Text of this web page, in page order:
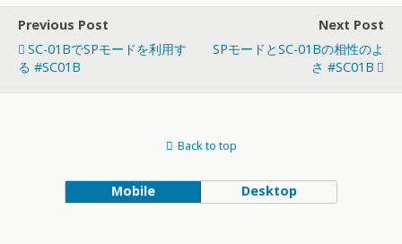
Previous Post
SC-01BでSPモードを利用す
る #SC01B
Next Post
SPモードとSC-01Bの相性のよ
さ #SC01B
Back to top
Mobile Desktop